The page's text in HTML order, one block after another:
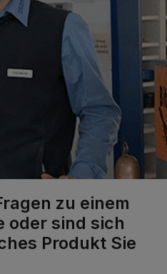
zu einem
oder sind sich
Produkt Sie